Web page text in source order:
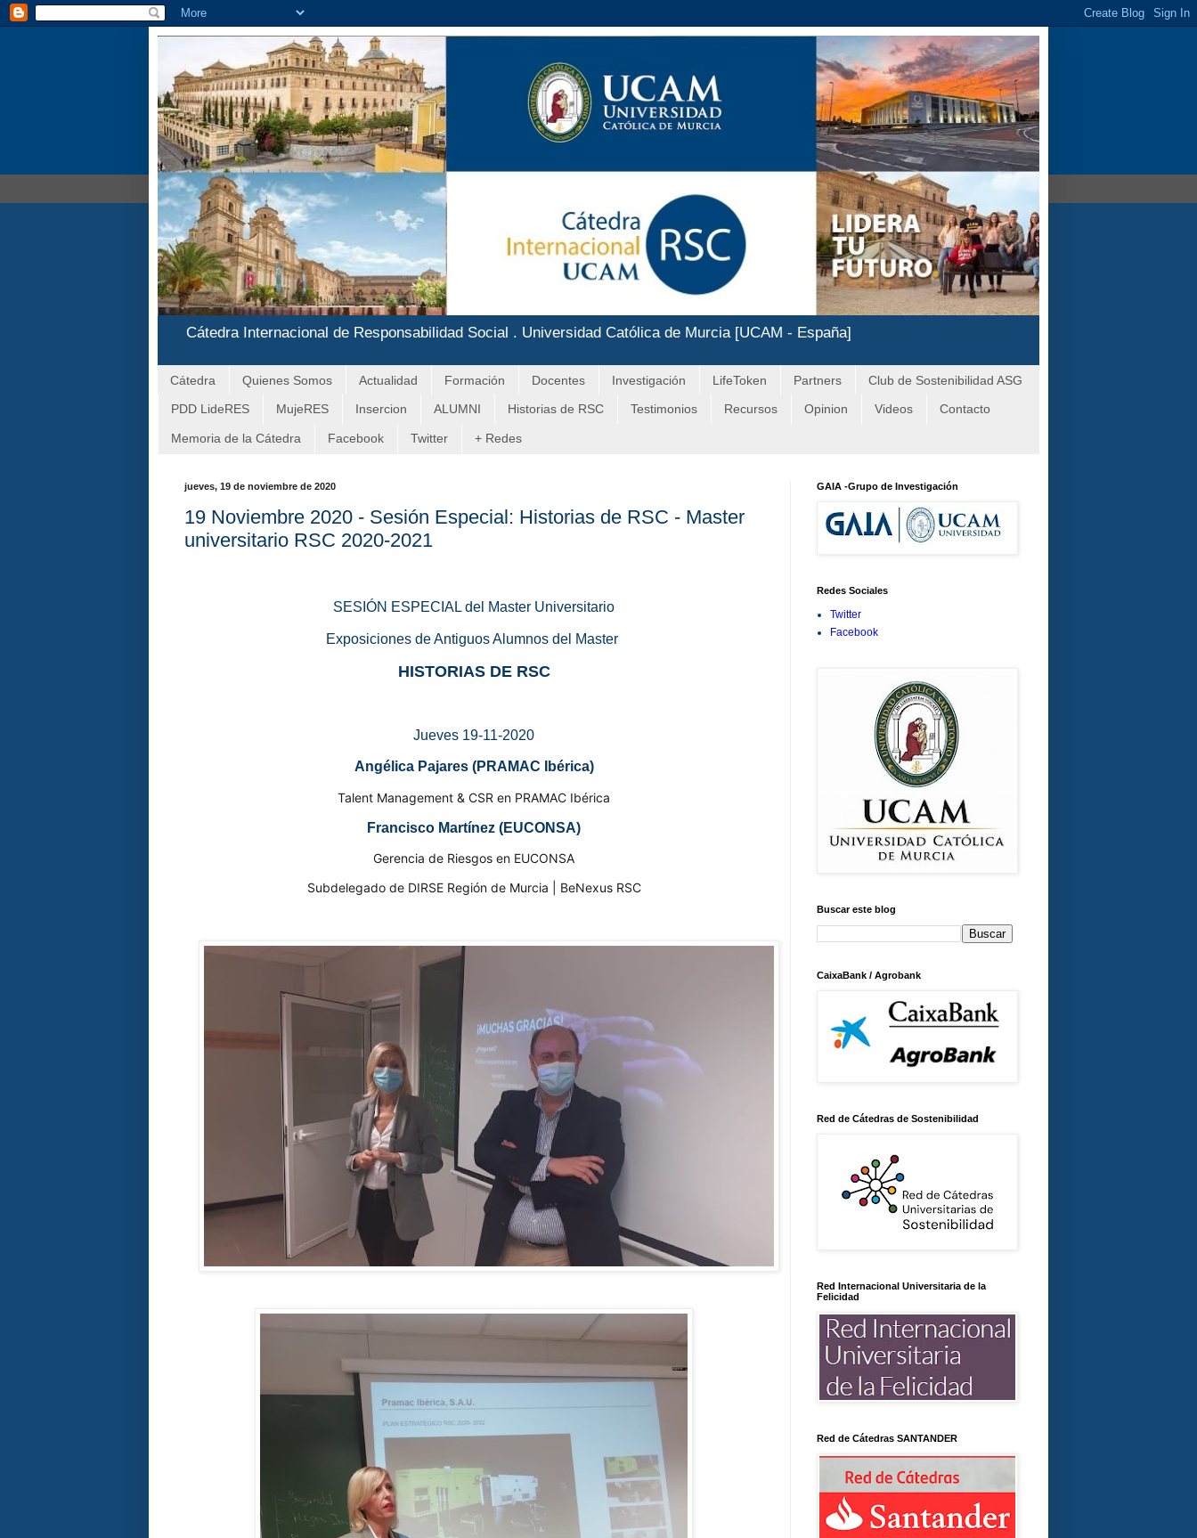
Cátedra Internacional de Responsabilidad Social . Universidad Católica de Murcia [UCAM - España]
Cátedra Quienes Somos Actualidad Formación Docentes Investigación LifeToken Partners Club de Sostenibilidad ASG
PDD LideRES MujeRES Insercion ALUMNI Historias de RSC Testimonios Recursos Opinion Videos Contacto
Memoria de la Cátedra Facebook Twitter + Redes
jueves, 19 de noviembre de 2020
19 Noviembre 2020 - Sesión Especial: Historias de RSC - Master
universitario RSC 2020-2021
SESIÓN ESPECIAL del Master Universitario
Exposiciones de Antiguos Alumnos del Master
HISTORIAS DE RSC
Jueves 19-11-2020
Angélica Pajares (PRAMAC Ibérica)
Talent Management & CSR en PRAMAC Ibérica
Francisco Martínez (EUCONSA)
Gerencia de Riesgos en EUCONSA
Subdelegado de DIRSE Región de Murcia | BeNexus RSC
GAIA -Grupo de Investigación
Redes Sociales
Twitter
Facebook
Buscar este blog
CaixaBank / Agrobank
Red de Cátedras de Sostenibilidad
Red Internacional Universitaria de la
Felicidad
Red de Cátedras SANTANDER